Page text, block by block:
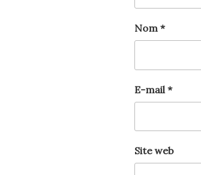
Nom*
E-mail *
Site web